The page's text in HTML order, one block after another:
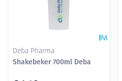
Deba Pharma
Shakebeker 700ml Deba